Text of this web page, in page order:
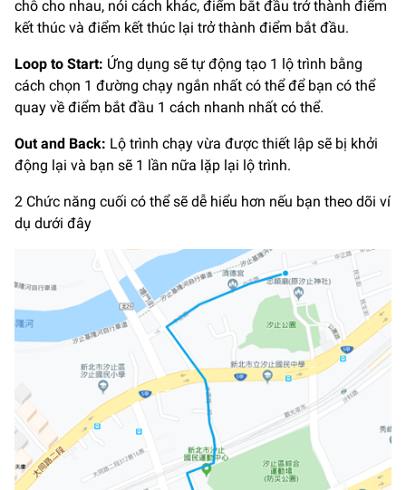
chỗ cho nhau, nói cách khác, điểm bắt đầu trở thành điểm
kết thúc và điểm kết thúc lại trở thành điểm bắt đầu.
Loop to Start: Ứng dụng sẽ tự động tạo 1 lộ trình bằng
cách chọn 1 đường chạy ngắn nhất có thể để bạn có thể
quay về điểm bắt đầu 1 cách nhanh nhất có thể.
Out and Back: Lộ trình chạy vừa được thiết lập sẽ bị khởi
động lại và bạn sẽ 1 lần nữa lặp lại lộ trình.
2 Chức năng cuối có thể sẽ dễ hiểu hơn nếu bạn theo dõi ví
dụ dưới đây